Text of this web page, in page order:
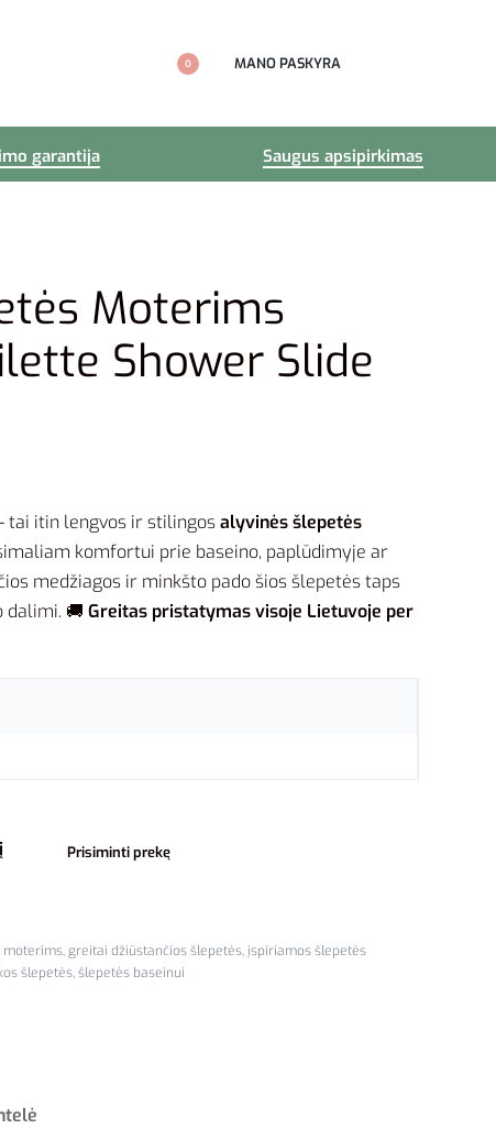
0 MANO PASKYRA
garantija Saugus apsipirkimas
Moterims
Shower Slide
tai itin lengvos ir stilingosalyvinės šlepetės
komfortui prie baseino, paplūdimyje ar
medžiagos ir minkšto pado šios šlepetės taps
dalimi. 🚚 Greitas pristatymas visoje Lietuvoje per
Prisiminti prekę
moterims,greitai džiūstančios šlepetės, įspiriamos šlepetės
šlepetės,šlepetės baseinui